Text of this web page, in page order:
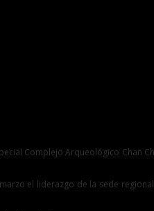
Complejo Arqueológico Chan
el liderazgo de la sede